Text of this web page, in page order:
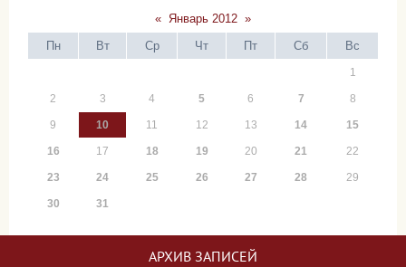
« Январь 2012 »
Пн
Вт Ср Чт Пт Сб Вс
1
2 3 4 5 6 7 8
9 10 11 12 13 14 15
16 17 18 19 20 21 22
23 24 25 26 27 28 29
30 31
АРХИВ ЗАПИСЕЙ